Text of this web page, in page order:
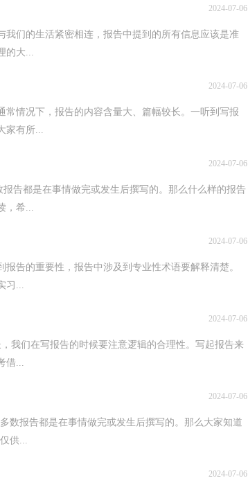
2024-07-06
们的生活紧密相连，报告中提到的所有信息应该是准
的大...
2024-07-06
情况下，报告的内容含量大、篇幅较长。一听到写报
家有所...
2024-07-06
告都是在事情做完或发生后撰写的。那么什么样的报告
，希...
2024-07-06
告的重要性，报告中涉及到专业性术语要解释清楚。
习...
2024-07-06
我们在写报告的时候要注意逻辑的合理性。写起报告来
借...
2024-07-06
数报告都是在事情做完或发生后撰写的。那么大家知道
供...
2024-07-06